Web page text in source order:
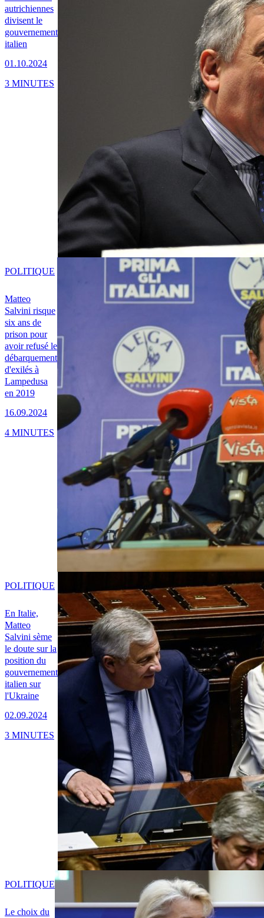
autrichiennes
divisent le
gouvernement
italien
01.10.2024
3 MINUTES
Matteo
Salvini risque
six ans de
prison pour
avoir refusé le
débarquement
d'exilés à
Lampedusa
en 2019
16.09.2024
POLITIQUE
4 MINUTES
En Italie,
Matteo
Salvini sème
le doute sur la
position du
gouvernement
italien sur
l'Ukraine
02.09.2024
POLITIQUE
3 MINUTES
Le choix du
POLITIQUE